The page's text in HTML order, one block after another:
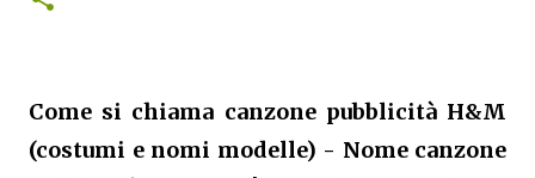
Come si chiama canzone pubblicità H&M
(costumi e nomi modelle) - Nome canzone